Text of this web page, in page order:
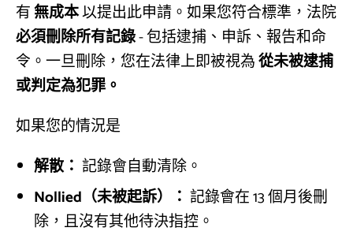
有無成本以提出此申請。如果您符合標準，法院
必須刪除所有記錄- 包括逮捕、申訴、報告和命
令。一旦刪除，您在法律上即被視為從未被逮捕
或判定為犯罪。
如果您的情況是
解散： 記錄會自動清除。
Nollied（未被起訴）： 記錄會在 13 個月後刪
除，且沒有其他待決指控。